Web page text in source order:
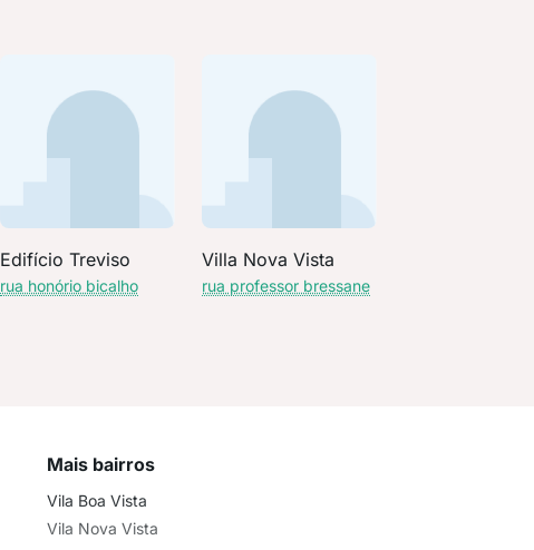
Edifício Treviso
rua honório bicalho
Villa Nova Vista
rua professor bressane
Mais bairros
Vila Boa Vista
Vila Nova Vista